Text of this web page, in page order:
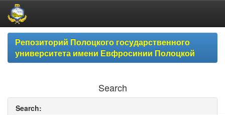
Skip
navigationРепозиторий Полоцкого государственного
университета имени Евфросинии Полоцкой
Search
Search: